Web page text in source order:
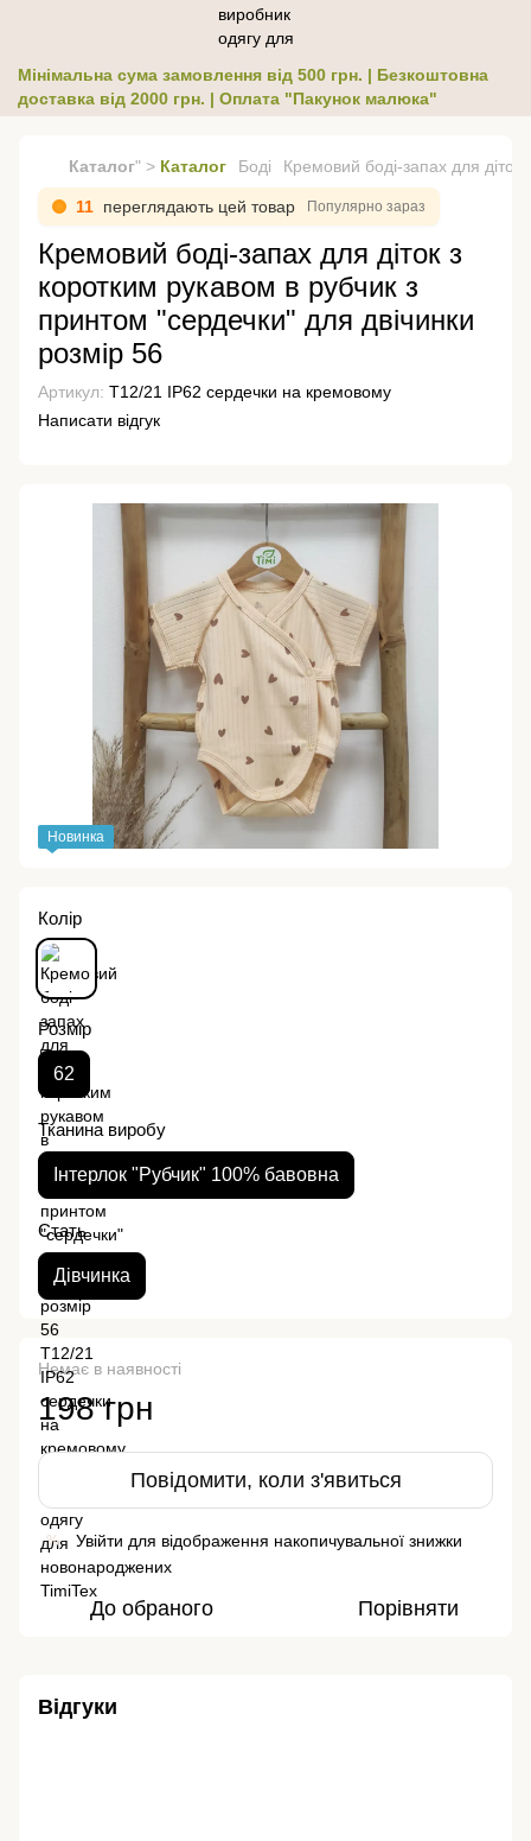
Мінімальна сума замовлення від 500 грн. | Безкоштовна
доставка від 2000 грн. | Оплата "Пакунок малюка"
Каталог" > Каталог Боді Кремовий боді-запах для
11 переглядають цей товар Популярно зараз
Кремовий боді-запах для діток з
коротким рукавом в рубчик з
принтом "сердечки" для двічинки
розмір 56
Артикул: Т12/21 ІР62 сердечки на кремовому
Написати відгук
Новинка
Колір
Розмір
62
Тканина виробу
Інтерлок "Рубчик" 100% бавовна
Стать
Дівчинка
Немає в наявності
198 грн
Повідомити, коли з'явиться
% Увійти для відображення накопичувальної знижки
До обраного Порівняти
Відгуки